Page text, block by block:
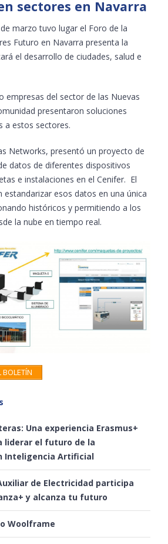
sectores en Navarra
marzo tuvo lugar el Foro de la
Futuro en Navarra presenta la
el desarrollo de ciudades, salud e
empresas del sector de las Nuevas
presentaron soluciones
a estos sectores.
Networks, presentó un proyecto de
datos de diferentes dispositivos
e instalaciones en el Cenifer. El
esos datos en una única
históricos y permitiendo a los
la nube en tiempo real.
BOLETÍN
Una experiencia Erasmus+
liderar el futuro de la
Inteligencia Artificial
de Electricidad participa
y alcanza tu futuro
Woolframe